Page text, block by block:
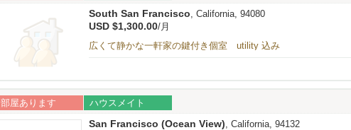
South San Francisco, California, 94080
USD $1,300.00/月
広くて静かな一軒家の鍵付き個室 utility 込み
部屋あります ハウスメイト
San Francisco (Ocean View), California, 94132